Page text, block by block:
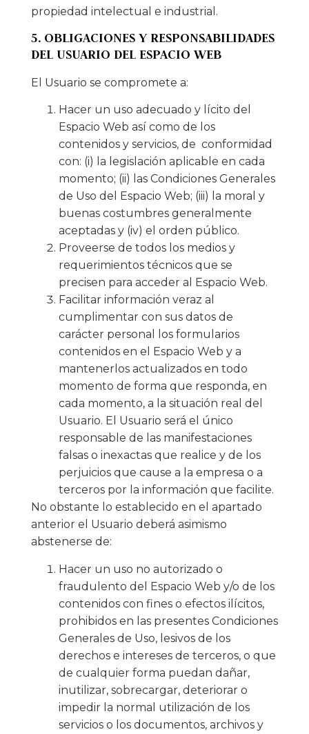
propiedad intelectual e industrial.
5. OBLIGACIONES Y RESPONSABILIDADES
DEL USUARIO DEL ESPACIO WEB
El Usuario se compromete a:
Hacer un uso adecuado y lícito del
Espacio Web así como de los
contenidos y servicios, de conformidad
con: (i) la legislación aplicable en cada
momento; (ii) las Condiciones Generales
de Uso del Espacio Web; (iii) la moral y
buenas costumbres generalmente
aceptadas y (iv) el orden público.
Proveerse de todos los medios y
requerimientos técnicos que se
precisen para acceder al Espacio Web.
Facilitar información veraz al
cumplimentar con sus datos de
carácter personal los formularios
contenidos en el Espacio Web y a
mantenerlos actualizados en todo
momento de forma que responda, en
cada momento, a la situación real del
Usuario. El Usuario será el único
responsable de las manifestaciones
falsas o inexactas que realice y de los
perjuicios que cause a la empresa o a
terceros por la información que facilite.
No obstante lo establecido en el apartado
anterior el Usuario deberá asimismo
abstenerse de:
Hacer un uso no autorizado o
fraudulento del Espacio Web y/o de los
contenidos con fines o efectos ilícitos,
prohibidos en las presentes Condiciones
Generales de Uso, lesivos de los
derechos e intereses de terceros, o que
de cualquier forma puedan dañar,
inutilizar, sobrecargar, deteriorar o
impedir la normal utilización de los
servicios o los documentos, archivos y